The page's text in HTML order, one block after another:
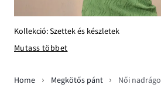
Kollekció: Szettek és készletek
Mutass többet
Home Megkötős pánt Női